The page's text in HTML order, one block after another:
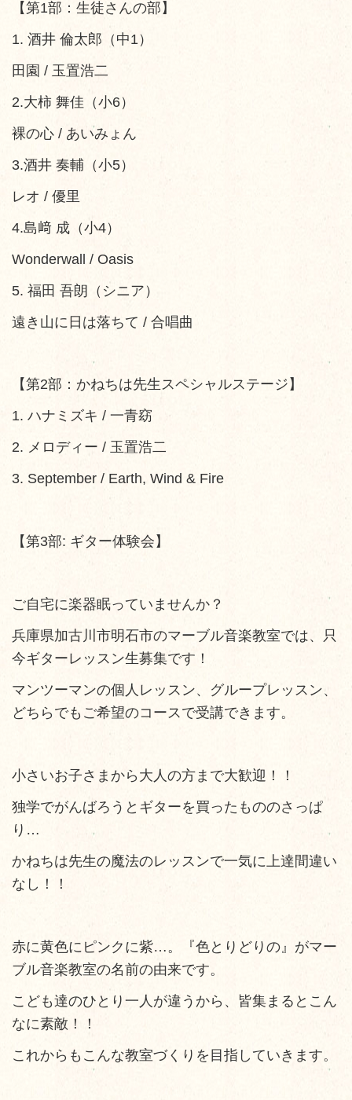
【第1部：生徒さんの部】
​1. 酒井 倫太郎（中1）
田園 / 玉置浩二
​2.大柿 舞佳（小6）
裸の心 / あいみょん
​3.酒井 奏輔（小5）
レオ / 優里
4.島﨑 成（小4）
Wonderwall / Oasis
5. 福田 吾朗（シニア）
遠き山に日は落ちて / 合唱曲
​【第2部：かねちは先生スペシャルステージ】
​1. ハナミズキ / 一青窈
​2. メロディー / 玉置浩二
​3. September / Earth, Wind & Fire
【第3部: ギター体験会】
ご自宅に楽器眠っていませんか？
兵庫県加古川市明石市のマーブル音楽教室では、只
今ギターレッスン生募集です！
マンツーマンの個人レッスン、グループレッスン、
どちらでもご希望のコースで受講できます。
小さいお子さまから大人の方まで大歓迎！！
独学でがんばろうとギターを買ったもののさっぱ
り…
かねちは先生の魔法のレッスンで一気に上達間違い
なし！！
赤に黄色にピンクに紫…。『色とりどりの』がマー
ブル音楽教室の名前の由来です。
こども達のひとり一人が違うから、皆集まるとこん
なに素敵！！
これからもこんな教室づくりを目指していきます。